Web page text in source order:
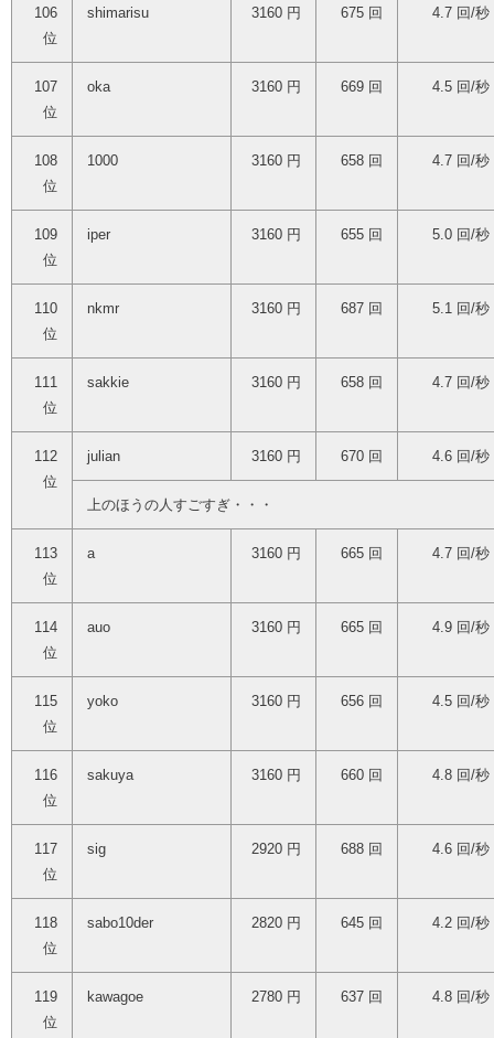
106
位
shimarisu 3160 円 675 回 4.7 回/秒
107
位
oka 3160 円 669 回 4.5 回/秒
108
位
1000 3160 円 658 回 4.7 回/秒
109
位
iper 3160 円 655 回 5.0 回/秒
110
位
nkmr 3160 円 687 回 5.1 回/秒
111
位
sakkie 3160 円 658 回 4.7 回/秒
112
位
julian 3160 円 670 回 4.6 回/秒
上のほうの人すごすぎ・・・
113
位
a 3160 円 665 回 4.7 回/秒
114
位
auo 3160 円 665 回 4.9 回/秒
115
位
yoko 3160 円 656 回 4.5 回/秒
116
位
sakuya 3160 円 660 回 4.8 回/秒
117
位
sig 2920 円 688 回 4.6 回/秒
118
位
sabo10der 2820 円 645 回 4.2 回/秒
119
位
kawagoe 2780 円 637 回 4.8 回/秒